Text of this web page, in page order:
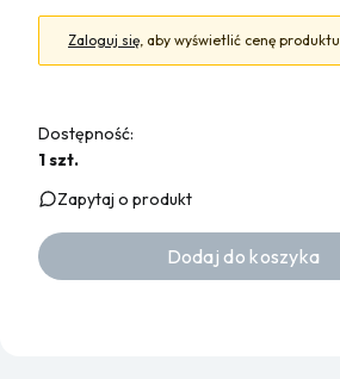
Zaloguj się, aby wyświetlić cenę produktu
Dostępność:
1 szt.
Zapytaj o produkt
Dodaj do koszyka